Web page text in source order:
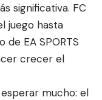
significativa. FC
juego hasta
EA SPORTS
crecer el
mucho: el